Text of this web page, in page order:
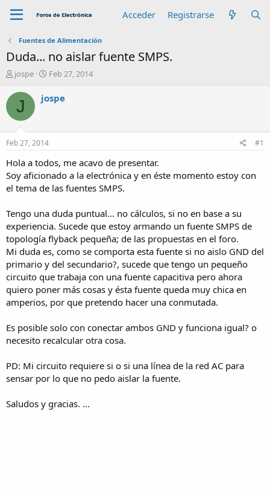
Acceder Registrarse
Fuentes de Alimentación
Duda... no aislar fuente SMPS.
A
t
r
jospe
F
c
n
c
i
Feb 27, 2014
J jospe
Feb 27, 2014 #1
Hola a todos, me acavo de presentar.
Soy aficionado a la electrónica y en éste momento estoy con
el tema de las fuentes SMPS.
Tengo una duda puntual... no cálculos, si no en base a su
experiencia. Sucede que estoy armando un fuente SMPS de
topología flyback pequeña; de las propuestas en el foro.
Mi duda es, como se comporta esta fuente si no aislo GND del
primario y del secundario?, sucede que tengo un pequeño
circuito que trabaja con una fuente capacitiva pero ahora
quiero poner más cosas y ésta fuente queda muy chica en
amperios, por que pretendo hacer una conmutada.
Es posible solo con conectar ambos GND y funciona igual? o
necesito recalcular otra cosa.
PD: Mi circuito requiere si o si una línea de la red AC para
sensar por lo que no pedo aislar la fuente.
Saludos y gracias. ...